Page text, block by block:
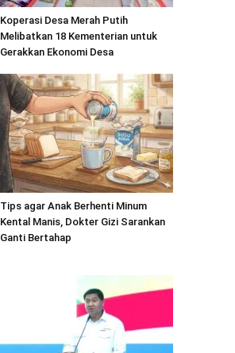
Koperasi Desa Merah Putih
Melibatkan 18 Kementerian untuk
Gerakkan Ekonomi Desa
Tips agar Anak Berhenti Minum
Kental Manis, Dokter Gizi Sarankan
Ganti Bertahap